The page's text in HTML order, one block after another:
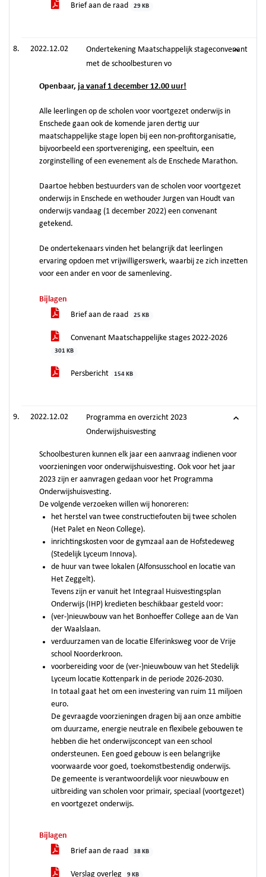
Brief aan de raad
29 KB
2022.12.02
Ondertekening Maatschappelijk stageconvenant
met de schoolbesturen vo
Openbaar, ja vanaf 1 december 12.00 uur!
Alle leerlingen op de scholen voor voortgezet onderwijs in
Enschede gaan ook de komende jaren dertig uur
maatschappelijke stage lopen bij een non-profitorganisatie,
bijvoorbeeld een sportvereniging, een speeltuin, een
zorginstelling of een evenement als de Enschede Marathon.
Daartoe hebben bestuurders van de scholen voor voortgezet
onderwijs in Enschede en wethouder Jurgen van Houdt van
onderwijs vandaag (1 december 2022) een convenant
getekend.
De ondertekenaars vinden het belangrijk dat leerlingen
ervaring opdoen met vrijwilligerswerk, waarbij ze zich inzetten
voor een ander en voor de samenleving.
Bijlagen
Brief aan de raad
25 KB
Convenant Maatschappelijke stages 2022-2026
301 KB
Persbericht 154 KB
2022.12.02
Programma en overzicht 2023
Onderwijshuisvesting
Schoolbesturen kunnen elk jaar een aanvraag indienen voor
voorzieningen voor onderwijshuisvesting. Ook voor het jaar
2023 zijn er aanvragen gedaan voor het Programma
Onderwijshuisvesting.
De volgende verzoeken willen wij honoreren:
het herstel van twee constructiefouten bij twee scholen
(Het Palet en Neon College).
inrichtingskosten voor de gymzaal aan de Hofstedeweg
(Stedelijk Lyceum Innova).
de huur van twee lokalen (Alfonsusschool en locatie van
Het Zeggelt).
Tevens zijn er vanuit het Integraal Huisvestingsplan
Onderwijs (IHP) kredieten beschikbaar gesteld voor:
(ver-)nieuwbouw van het Bonhoeffer College aan de Van
der Waalslaan.
verduurzamen van de locatie Elferinksweg voor de Vrije
school Noorderkroon.
voorbereiding voor de (ver-)nieuwbouw van het Stedelijk
Lyceum locatie Kottenpark in de periode 2026-2030.
In totaal gaat het om een investering van ruim 11 miljoen
euro.
De gevraagde voorzieningen dragen bij aan onze ambitie
om duurzame, energie neutrale en flexibele gebouwen te
hebben die het onderwijsconcept van een school
ondersteunen. Een goed gebouw is een belangrijke
voorwaarde voor goed, toekomstbestendig onderwijs.
De gemeente is verantwoordelijk voor nieuwbouw en
uitbreiding van scholen voor primair, speciaal (voortgezet)
en voortgezet onderwijs.
Bijlagen
Brief aan de raad
38 KB
Verslag overleg 9 KB